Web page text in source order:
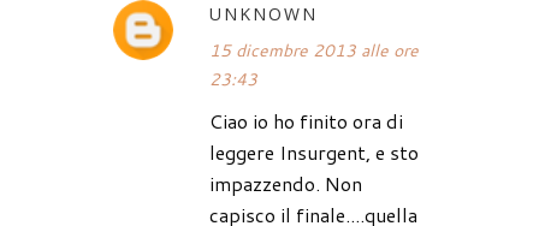
UNKNOWN
15 dicembre 2013 alle ore
23:43
Ciao io ho finito ora di
leggere Insurgent, e sto
impazzendo. Non
capisco il finale....quella